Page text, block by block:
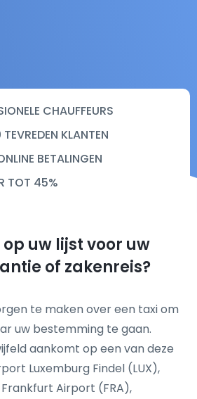
CHAUFFEURS
KLANTEN
BETALINGEN
TOT 45%
uw lijst voor uw
of zakenreis?
te maken over een taxi om
uw bestemming te gaan.
aankomt op een van deze
Luxemburg Findel (LUX),
Airport (FRA),